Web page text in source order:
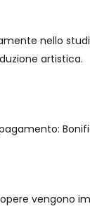
nello
artistica.
vengono